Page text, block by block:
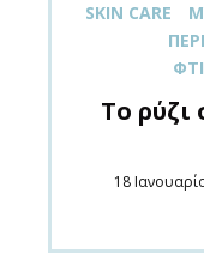
SKIN CARE
Το ρύζι
Posted
18